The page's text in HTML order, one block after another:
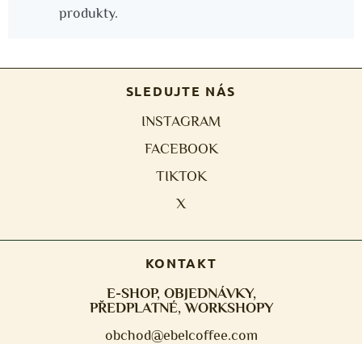
produkty.
SLEDUJTE NÁS
INSTAGRAM
FACEBOOK
TIKTOK
X
KONTAKT
E-SHOP, OBJEDNÁVKY,
PŘEDPLATNÉ, WORKSHOPY
obchod@ebelcoffee.com